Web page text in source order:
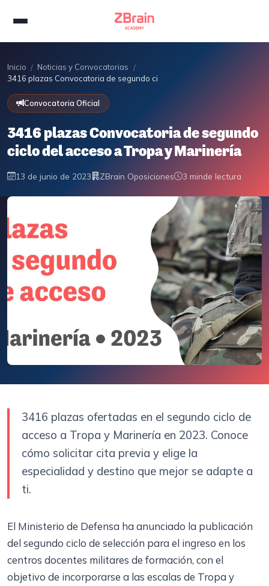
Inicio / Noticias y Convocatorias /
3416 plazas Convocatoria de segundo ciclo del acceso a Tropa y
Convocatoria Oficial
3416 plazas Convocatoria de segundo
ciclo del acceso a Tropa y Marinería
13 de junio de 2023 ZBrain Oposiciones 3 minde lectura
3416 plazas ofertadas en el segundo ciclo de
acceso a Tropa y Marinería en 2023. Conoce
cómo solicitar cita previa y elige la
especialidad y destino que mejor se adapte a
ti.
El Ministerio de Defensa ha anunciado la publicación
del segundo ciclo de selección para el ingreso en los
centros docentes militares de formación, con el
objetivo de incorporarse a las escalas de Tropa y